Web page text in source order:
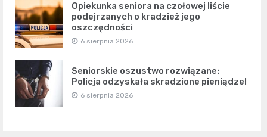
Opiekunka seniora na czołowej liście
podejrzanych o kradzież jego
oszczędności
6 sierpnia 2026
Seniorskie oszustwo rozwiązane:
Policja odzyskała skradzione pieniądze!
6 sierpnia 2026